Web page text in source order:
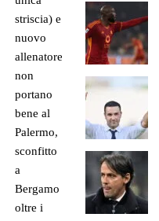
striscia) e
nuovo
allenatore
non
portano
bene al
Palermo,
sconfitto
a
Bergamo
oltre i